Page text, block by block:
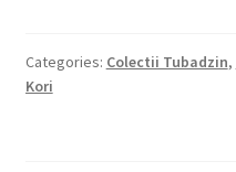
Categories: Colectii Tubadzin,
Kori